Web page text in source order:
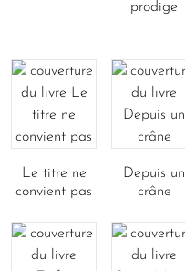
prodige
Le titre ne
convient pas
Depuis un
crâne